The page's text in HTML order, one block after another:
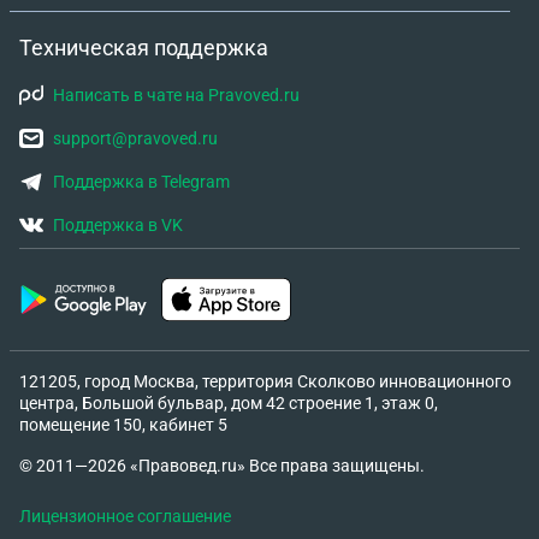
Техническая поддержка
Написать в чате на Pravoved.ru
support@pravoved.ru
Поддержка в Telegram
Поддержка в VK
121205, город Москва, территория Сколково инновационного
центра, Большой бульвар, дом 42 строение 1, этаж 0,
помещение 150, кабинет 5
© 2011—2026 «Правовед.ru» Все права защищены.
Лицензионное соглашение